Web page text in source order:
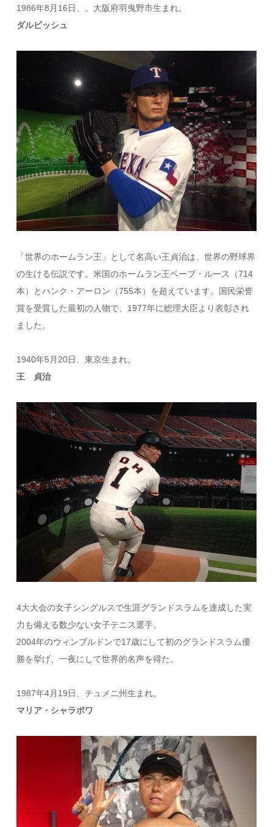
1986年8月16日、。大阪府羽曳野市生まれ。
ダルビッシュ
「世界のホームラン王」として名高い王貞治は、世界の野球界
の生ける伝説です。米国のホームラン王ベーブ・ルース（714
本）とハンク・アーロン（755本）を超えています。国民栄誉
賞を受賞した最初の人物で、1977年に総理大臣より表彰され
ました。
1940年5月20日、東京生まれ。
王 貞治
4大大会の女子シングルスで生涯グランドスラムを達成した実
力も備える数少ない女子テニス選手。
2004年のウィンブルドンで17歳にして初のグランドスラム優
勝を挙げ、一夜にして世界的名声を得た。
1987年4月19日、チュメニ州生まれ。
マリア・シャラポワ